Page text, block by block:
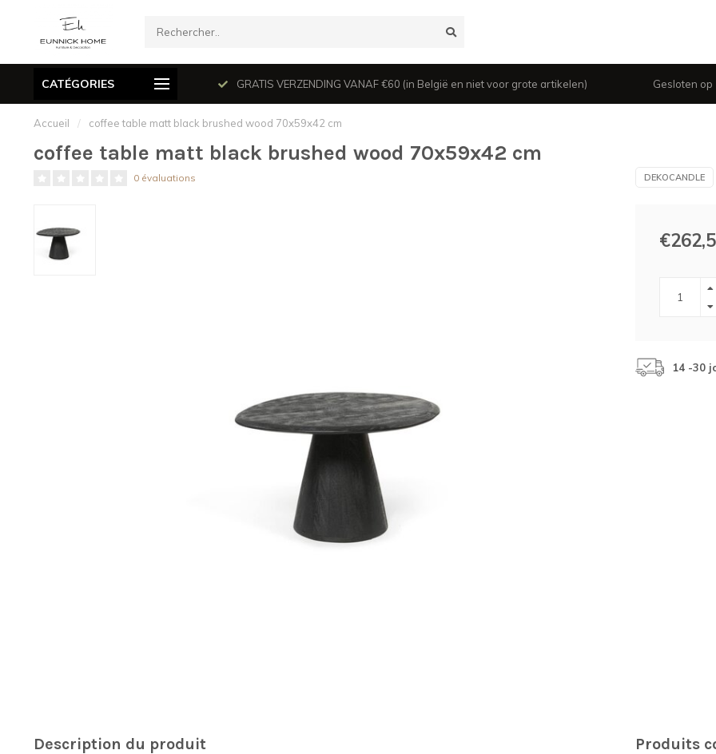
CATÉGORIES
le dimanche en juillet et août. GRATIS VERZENDING VANAF €60 (in België en niet voor grote artikelen) Gesloten op
Accueil / coffee table matt black brushed wood 70x59x42 cm
coffee table matt black brushed wood 70x59x42 cm
0 évaluations DEKOCANDLE
14 -30
Description du produit Produits